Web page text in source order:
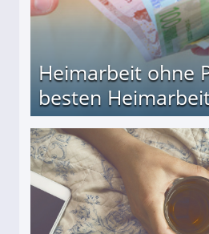
Heimarbeit ohne
besten